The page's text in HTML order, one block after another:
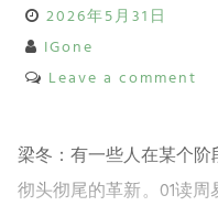
2026年5月31日
IGone
Leave a comment
梁冬：有一些人在某个
彻头彻尾的革新。01读